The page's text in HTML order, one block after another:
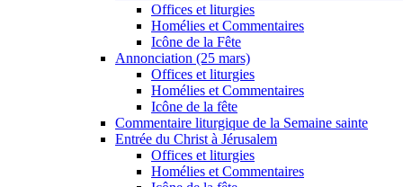
Offices et liturgies
Homélies et Commentaires
Icône de la Fête
Annonciation (25 mars)
Offices et liturgies
Homélies et Commentaires
Icône de la fête
Commentaire liturgique de la Semaine sainte
Entrée du Christ à Jérusalem
Offices et liturgies
Homélies et Commentaires